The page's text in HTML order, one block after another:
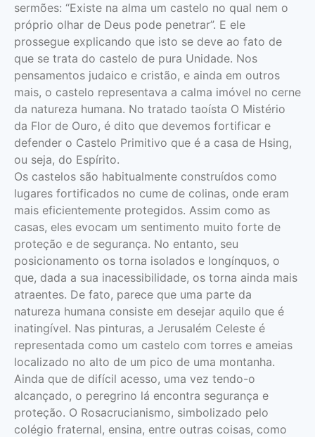
sermões: “Existe na alma um castelo no qual nem o
próprio olhar de Deus pode penetrar”. E ele
prossegue explicando que isto se deve ao fato de
que se trata do castelo de pura Unidade. Nos
pensamentos judaico e cristão, e ainda em outros
mais, o castelo representava a calma imóvel no cerne
da natureza humana. No tratado taoísta O Mistério
da Flor de Ouro, é dito que devemos fortificar e
defender o Castelo Primitivo que é a casa de Hsing,
ou seja, do Espírito.
Os castelos são habitualmente construídos como
lugares fortificados no cume de colinas, onde eram
mais eficientemente protegidos. Assim como as
casas, eles evocam um sentimento muito forte de
proteção e de segurança. No entanto, seu
posicionamento os torna isolados e longínquos, o
que, dada a sua inacessibilidade, os torna ainda mais
atraentes. De fato, parece que uma parte da
natureza humana consiste em desejar aquilo que é
inatingível. Nas pinturas, a Jerusalém Celeste é
representada como um castelo com torres e ameias
localizado no alto de um pico de uma montanha.
Ainda que de difícil acesso, uma vez tendo-o
alcançado, o peregrino lá encontra segurança e
proteção. O Rosacrucianismo, simbolizado pelo
colégio fraternal, ensina, entre outras coisas, como